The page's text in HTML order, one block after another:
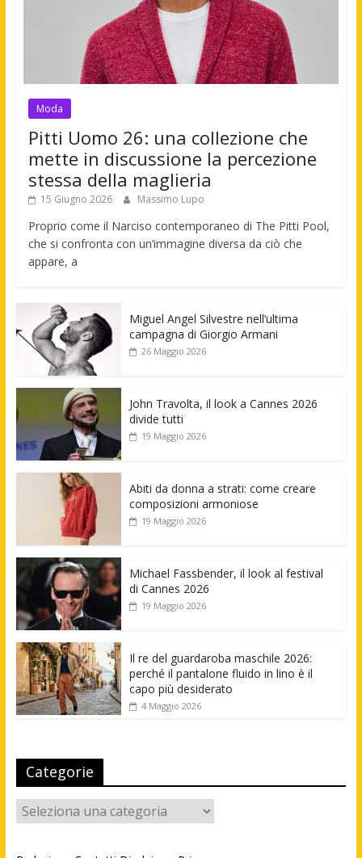
Moda
Pitti Uomo 26: una collezione che
mette in discussione la percezione
stessa della maglieria
15 Giugno 2026 Massimo Lupo
Proprio come il Narciso contemporaneo di The Pitti Pool,
che si confronta con un’immagine diversa da ciò che
appare, a
Miguel Angel Silvestre nell’ultima
campagna di Giorgio Armani
26 Maggio 2026
John Travolta, il look a Cannes 2026
divide tutti
19 Maggio 2026
Abiti da donna a strati: come creare
composizioni armoniose
19 Maggio 2026
Michael Fassbender, il look al festival
di Cannes 2026
19 Maggio 2026
Il re del guardaroba maschile 2026:
perché il pantalone fluido in lino è il
capo più desiderato
4 Maggio 2026
Categorie
Categorie